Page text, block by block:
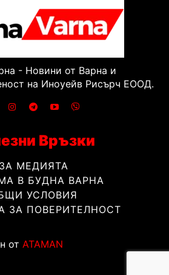
- Новини от Варна и
на Иноуейв Рисърч ЕООД.
Връзки
ЗА МЕДИЯТА
В БУДНА ВАРНА
УСЛОВИЯ
ЗА ПОВЕРИТЕЛНОСТ
от ATAMAN